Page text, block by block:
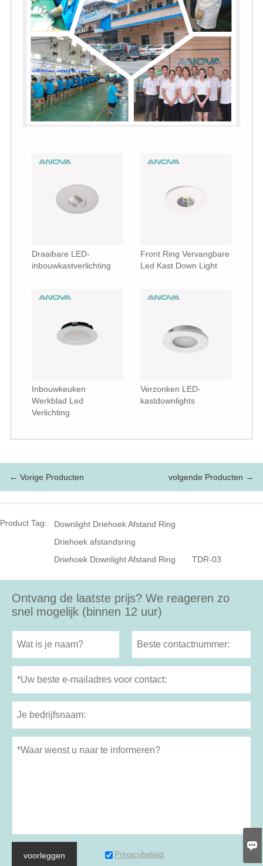
Draaibare LED-
inbouwkastverlichting
Front Ring Vervangbare
Led Kast Down Light
Inbouwkeuken
Werkblad Led
Verlichting
Verzonken LED-
kastdownlights
← Vorige Producten volgende Producten →
Product Tag:
Downlight Driehoek Afstand Ring
Driehoek afstandsring
Driehoek Downlight Afstand Ring
TDR-03
Ontvang de laatste prijs? We reageren zo
snel mogelijk (binnen 12 uur)
voorleggen Privacybeleid
